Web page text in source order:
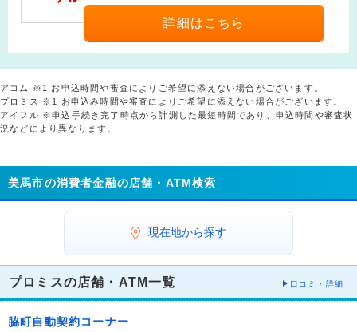
詳細はこちら
アコム ※1.お申込時間や審査によりご希望に添えない場合がございます。
プロミス ※1 お申込み時間や審査によりご希望に添えない場合がございます。
アイフル ※申込手続き完了時点から計測した最短時間であり、申込時間や審査状
況などにより異なります。
美馬市の消費者金融の店舗・ATM検索
現在地から探す
プロミスの店舗・ATM一覧 口コミ・詳細
脇町自動契約コーナー